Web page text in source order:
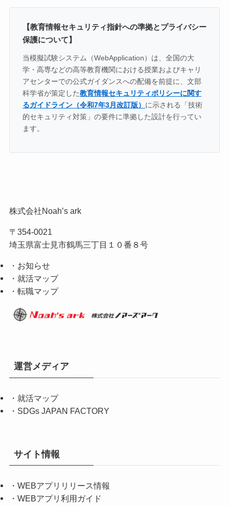
【教育情報セキュリティ指針への準拠とプライバシー
保護について】
当模擬試験システム（WebApplication）は、全国の大
学・高専などの高等教育機関における授業およびキャリ
アセンターでの公式ガイダンスへの配備を前提に、文部
科学省が策定した教育情報セキュリティポリシーに関す
るガイドライン（令和7年3月改訂版） に示される「技術
的セキュリティ対策」の要件に準拠した設計を行ってい
ます。
株式会社Noah’s ark
〒354-0021
埼玉県富士見市鶴馬三丁目１０番８号
・お知らせ
・就活マップ
・転職マップ
運営メディア
・ 就活マップ
・ SDGs JAPAN FACTORY
サイト情報
・ WEBアプリリリース情報
・ WEBアプリ利用ガイド